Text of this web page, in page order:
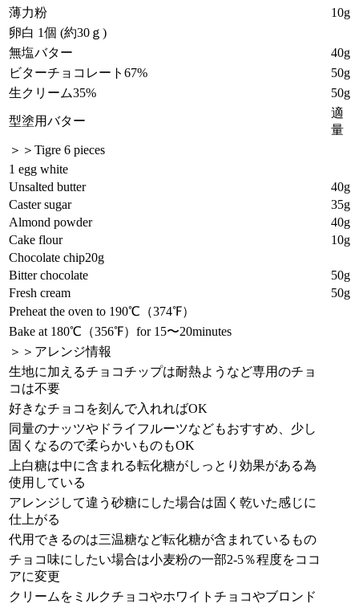
薄力粉
10g
卵白 1個 (約30ｇ)
無塩バター
40g
ビターチョコレート67%
50g
生クリーム35%
50g
型塗用バター
適
量
＞＞Tigre 6 pieces
1 egg white
Unsalted butter
40g
Caster sugar
35g
Almond powder
40g
Cake flour
10g
Chocolate chip20g
Bitter chocolate
50g
Fresh cream
50g
Preheat the oven to 190℃（374℉）
Bake at 180℃（356℉）for 15〜20minutes
＞＞アレンジ情報
生地に加えるチョコチップは耐熱ようなど専用のチョ
コは不要
好きなチョコを刻んで入れればOK
同量のナッツやドライフルーツなどもおすすめ、少し
固くなるので柔らかいものもOK
上白糖は中に含まれる転化糖がしっとり効果がある為
使用している
アレンジして違う砂糖にした場合は固く乾いた感じに
仕上がる
代用できるのは三温糖など転化糖が含まれているもの
チョコ味にしたい場合は小麦粉の一部2-5％程度をココ
アに変更
クリームをミルクチョコやホワイトチョコやブロンド